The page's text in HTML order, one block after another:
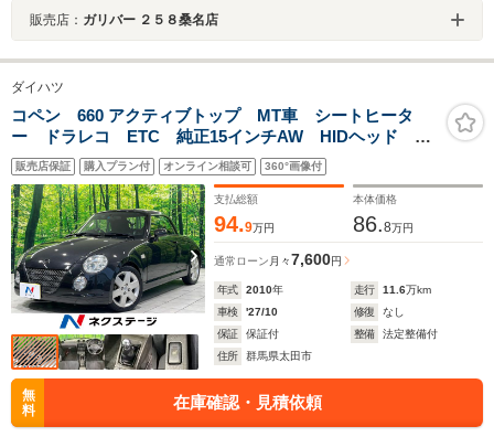
販売店： ガリバー ２５８桑名店
ダイハツ
コペン 660 アクティブトップ MT車 シートヒータ
ー ドラレコ ETC 純正15インチAW HIDヘッド 禁
煙車 盗難防止システム 運転席/助手席エアバッグ パ
ワーステアリング パワーウィンドウ
販売店保証 購入プラン付 オンライン相談可 360°画像付
支払総額
94.9万円
本体価格
86.8万円
通常ローン 月々7,600円
年式 2010年 走行 11.6万km
車検
'27/10 修復
なし
保証
保証付 整備
法定整備付
住所
群馬県太田市
無
料
在庫確認・見積依頼